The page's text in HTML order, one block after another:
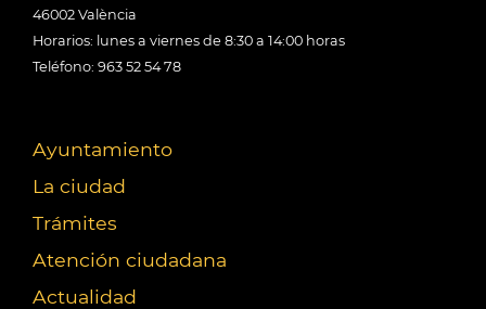
46002 València
Horarios: lunes a viernes de 8:30 a 14:00 horas
Teléfono: 963 52 54 78
Ayuntamiento
La ciudad
Trámites
Atención ciudadana
Actualidad